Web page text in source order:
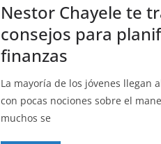
Nestor Chayele te
consejos para
finanzas
La mayoría de los jóvenes llegan
con pocas nociones sobre el
muchos se